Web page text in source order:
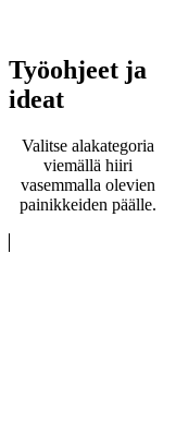
Työohjeet ja
ideat
Valitse alakategoria
viemällä hiiri
vasemmalla olevien
painikkeiden päälle.